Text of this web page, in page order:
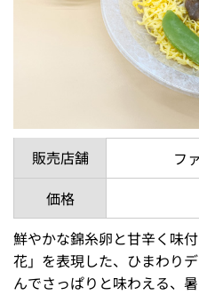
販売店舗
フ
価格
鮮やかな錦糸卵と甘辛く味
花」を表現した、ひまわり
んでさっぱりと味わえる、